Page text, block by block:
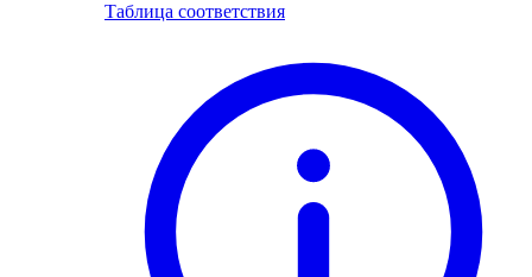
Таблица соответствия